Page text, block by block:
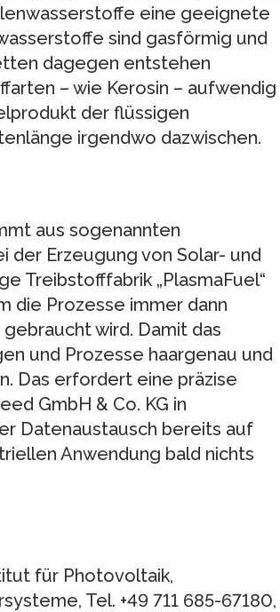
eine geeignete
sind gasförmig und
dagegen entstehen
– wie Kerosin – aufwendig
der flüssigen
irgendwo dazwischen.
aus sogenannten
Erzeugung von Solar- und
Treibstofffabrik „PlasmaFuel“
die Prozesse immer dann
wird. Damit das
und Prozesse haargenau und
Das erfordert eine präzise
GmbH & Co. KG in
Datenaustausch bereits auf
Anwendung bald nichts
für Photovoltaik,
Tel. +49 711 685-67180,